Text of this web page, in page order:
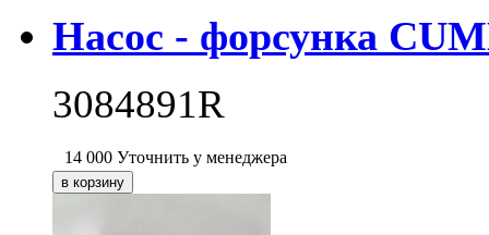
Насос - форсунка
3084891R
14 000 Уточнить у менеджера